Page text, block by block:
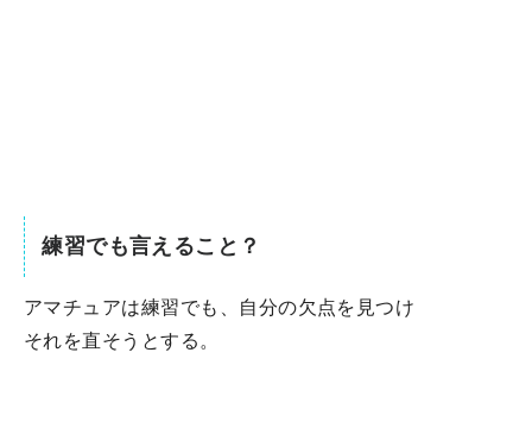
練習でも言えること？
アマチュアは練習でも、自分の欠点を見つけ
それを直そうとする。